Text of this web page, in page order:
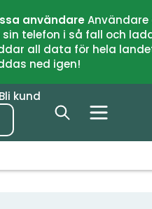
användare
telefon i så fall och
all data för hela
ned igen!
Bli kund